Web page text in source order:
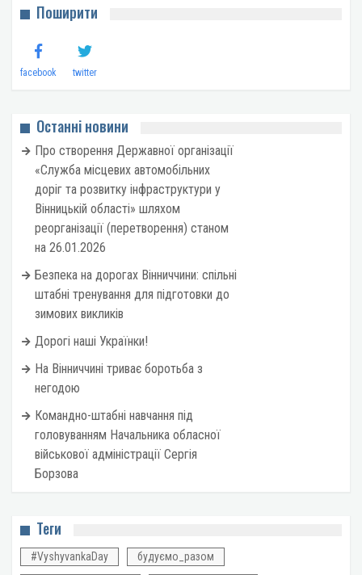
Поширити
facebook twitter
Останні новини
Про створення Державної організації
«Служба місцевих автомобільних
доріг та розвитку інфраструктури у
Вінницькій області» шляхом
реорганізації (перетворення) станом
на 26.01.2026
Безпека на дорогах Вінниччини: спільні
штабні тренування для підготовки до
зимових викликів
Дорогі наші Українки!
На Вінниччині триває боротьба з
негодою
Командно-штабні навчання під
головуванням Начальника обласної
військової адміністрації Сергія
Борзова
Теги
#VyshyvankaDay будуємо_разом